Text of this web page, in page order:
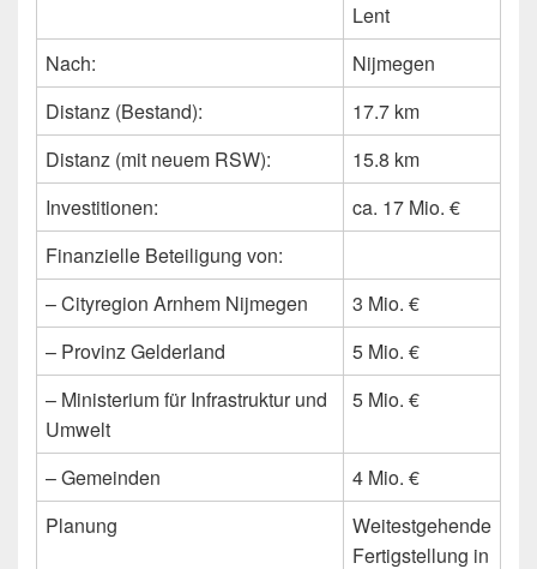
Lent
Nach:
Nijmegen
Distanz (Bestand):
17.7 km
Distanz (mit neuem RSW):
15.8 km
Investitionen:
ca. 17 Mio. €
Finanzielle Beteiligung von:
– Cityregion Arnhem Nijmegen
3 Mio. €
– Provinz Gelderland
5 Mio. €
– Ministerium für Infrastruktur und
Umwelt
5 Mio. €
– Gemeinden
4 Mio. €
Planung
Weitestgehende
Fertigstellung in